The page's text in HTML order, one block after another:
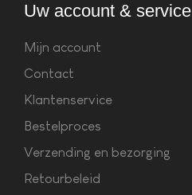
Uw account & service
Mijn account
Contact
Klantenservice
Bestelproces
Verzending en bezorging
Retourbeleid